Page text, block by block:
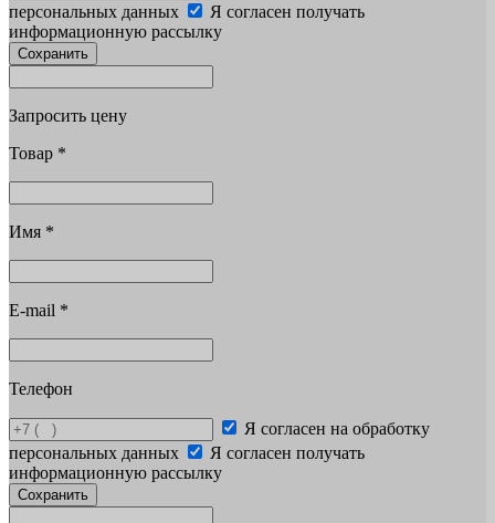
персональных данных
Я согласен получать
информационную рассылку
Сохранить
Запросить цену
Товар *
Имя *
E-mail *
Телефон
Я согласен на обработку
персональных данных
Я согласен получать
информационную рассылку
Сохранить